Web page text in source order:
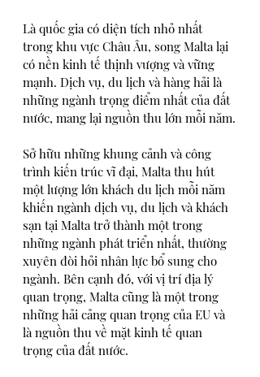
Là quốc gia có diện tích nhỏ nhất
trong khu vực Châu Âu, song Malta lại
có nền kinh tế thịnh vượng và vững
mạnh. Dịch vụ, du lịch và hàng hải là
những ngành trọng điểm nhất của đất
nước, mang lại nguồn thu lớn mỗi năm.
Sở hữu những khung cảnh và công
trình kiến trúc vĩ đại, Malta thu hút
một lượng lớn khách du lịch mỗi năm
khiến ngành dịch vụ, du lịch và khách
sạn tại Malta trở thành một trong
những ngành phát triển nhất, thường
xuyên đòi hỏi nhân lực bổ sung cho
ngành. Bên cạnh đó, với vị trí địa lý
quan trọng, Malta cũng là một trong
những hải cảng quan trọng của EU và
là nguồn thu về mặt kinh tế quan
trọng của đất nước.